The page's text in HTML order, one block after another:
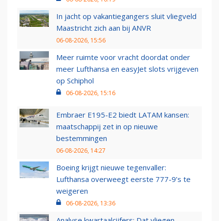
In jacht op vakantiegangers sluit vliegveld
Maastricht zich aan bij ANVR
06-08-2026, 15:56
Meer ruimte voor vracht doordat onder
meer Lufthansa en easyJet slots vrijgeven
op Schiphol
06-08-2026, 15:16
Embraer E195-E2 biedt LATAM kansen:
maatschappij zet in op nieuwe
bestemmingen
06-08-2026, 14:27
Boeing krijgt nieuwe tegenvaller:
Lufthansa overweegt eerste 777-9’s te
weigeren
06-08-2026, 13:36